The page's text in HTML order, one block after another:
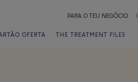
PARA O TEU NEGÓCIO
OFERTA THE TREATMENT FILES